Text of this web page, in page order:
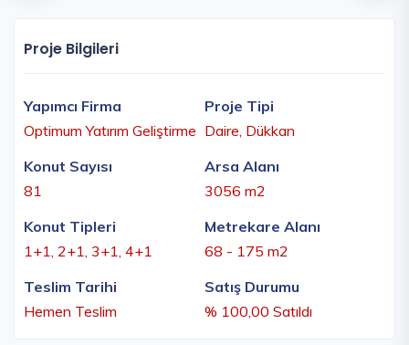
Proje Bilgileri
Yapımcı Firma
Optimum Yatırım Geliştirme
Proje Tipi
Daire, Dükkan
Konut Sayısı
81
Arsa Alanı
3056 m2
Konut Tipleri
1+1, 2+1, 3+1, 4+1
Metrekare Alanı
68 - 175 m2
Teslim Tarihi
Hemen Teslim
Satış Durumu
% 100,00 Satıldı